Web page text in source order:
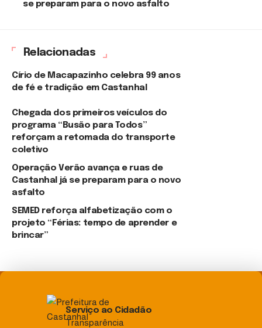
se preparam para o novo asfalto
Relacionadas
Círio de Macapazinho celebra 99 anos
de fé e tradição em Castanhal
Chegada dos primeiros veículos do
programa “Busão para Todos”
reforçam a retomada do transporte
coletivo
Operação Verão avança e ruas de
Castanhal já se preparam para o novo
asfalto
SEMED reforça alfabetização com o
projeto “Férias: tempo de aprender e
brincar”
Serviço ao Cidadão
Transparência